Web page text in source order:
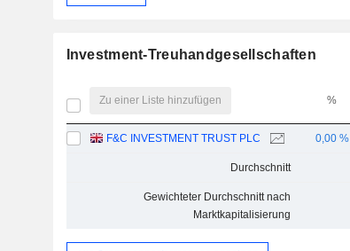
Investment-Treuhandgesellschaften
Zu einer Liste hinzufügen %
F&C INVESTMENT TRUST PLC 0,00 %
Durchschnitt
Gewichteter Durchschnitt nach
Marktkapitalisierung